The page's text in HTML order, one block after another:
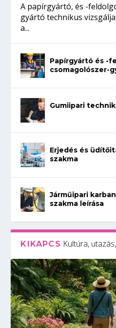
A papírgyártó, és -
gyártó technikus
a...
Papírgyártó és -
csomagolószer-
Gumiipari
Erjedés és
szakma
Járműipari
szakma leírása
KIKAPCS Kultúra,